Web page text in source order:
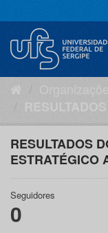
para
conteúdo
RESULTADOS
ESTRATÉGICO
Seguidores
0